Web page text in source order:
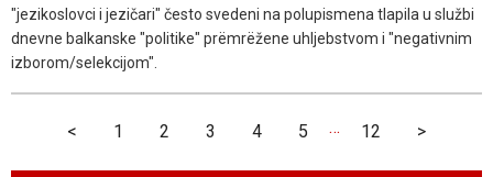
"jezikoslovci i jezičari" često svedeni na polupismena tlapila u službi
dnevne balkanske "politike" prëmrëžene uhljebstvom i "negativnim
izborom/selekcijom".
< 1 2 3 4 5 … 12 >